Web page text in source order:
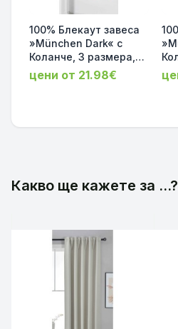
100% Блекаут завеса
»München Dark« с
Коланче, 3 размера,
Пълно Затъмняване,
десен „Рибена кост“
код-202410-015
цени от 21.98€
Какво ще кажете за ...?